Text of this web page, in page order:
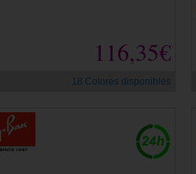
116,35€
18 Colores disponibles